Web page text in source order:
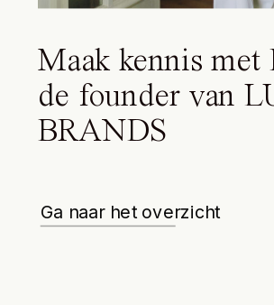
Maak kennis met
de founder van
BRANDS
Ga naar het overzicht